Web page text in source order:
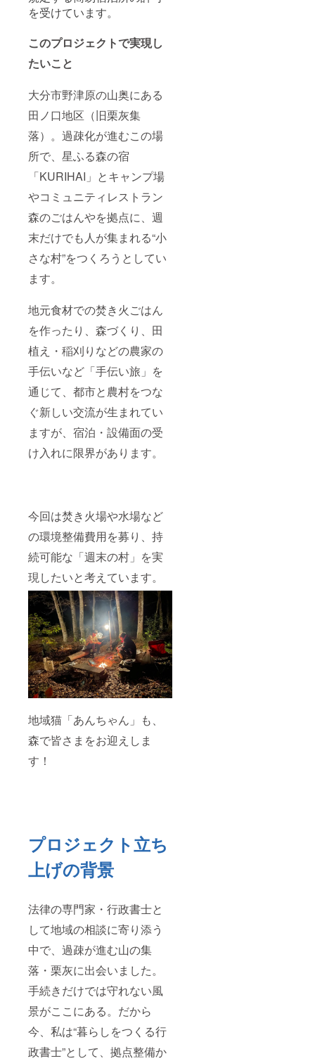
を受けています。
このプロジェクトで実現し
たいこと
大分市野津原の山奥にある
田ノ口地区（旧栗灰集
落）。過疎化が進むこの場
所で、星ふる森の宿
「KURIHAI」とキャンプ場
やコミュニティレストラン
森のごはんやを拠点に、週
末だけでも人が集まれる“小
さな村”をつくろうとしてい
ます。
地元食材での焚き火ごはん
を作ったり、森づくり、田
植え・稲刈りなどの農家の
手伝いなど「手伝い旅」を
通じて、都市と農村をつな
ぐ新しい交流が生まれてい
ますが、宿泊・設備面の受
け入れに限界があります。
今回は焚き火場や水場など
の環境整備費用を募り、持
続可能な「週末の村」を実
現したいと考えています。
地域猫「あんちゃん」も、
森で皆さまをお迎えしま
す！
プロジェクト立ち
上げの背景
法律の専門家・行政書士と
して地域の相談に寄り添う
中で、過疎が進む山の集
落・栗灰に出会いました。
手続きだけでは守れない風
景がここにある。だから
今、私は“暮らしをつくる行
政書士”として、拠点整備か